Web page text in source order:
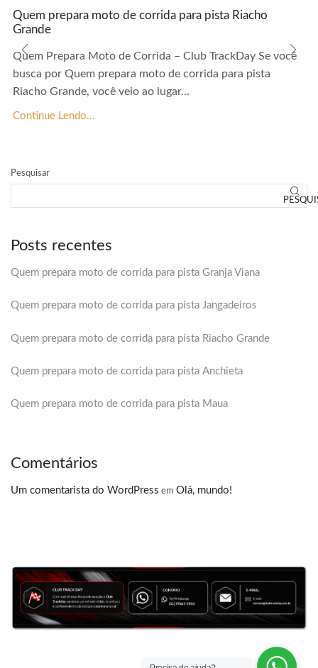
Quem prepara moto de corrida para pista Riacho
Grande
Quem Prepara Moto de Corrida – Club TrackDay Se você
busca por Quem prepara moto de corrida para pista
Riacho Grande, você veio ao lugar...
Continue Lendo...
Pesquisar
Posts recentes
Quem prepara moto de corrida para pista Granja Viana
Quem prepara moto de corrida para pista Jangadeiros
Quem prepara moto de corrida para pista Riacho Grande
Quem prepara moto de corrida para pista Anchieta
Quem prepara moto de corrida para pista Maua
Comentários
Um comentarista do WordPress em Olá, mundo!